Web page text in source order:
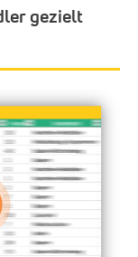
gezielt